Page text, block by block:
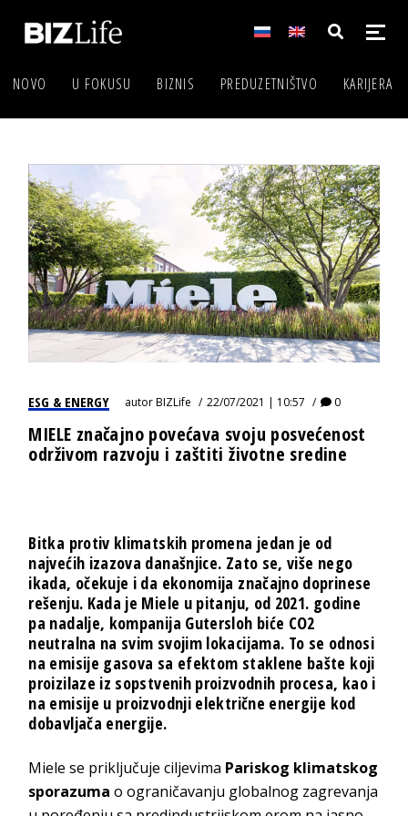
NOVO U FOKUSU BIZNIS PREDUZETNIŠTVO KARIJERA
ESG & ENERGY autorBIZLife 22/07/2021 | 10:57 0
MIELE značajno povećava svoju posvećenost
održivom razvoju i zaštiti životne sredine
Bitka protiv klimatskih promena jedan je od
najvećih izazova današnjice. Zato se, više nego
ikada, očekuje i da ekonomija značajno doprinese
rešenju. Kada je Miele u pitanju, od 2021. godine
pa nadalje, kompanija Gutersloh biće CO2
neutralna na svim svojim lokacijama. To se odnosi
na emisije gasova sa efektom staklene bašte koji
proizilaze iz sopstvenih proizvodnih procesa, kao i
na emisije u proizvodnji električne energije kod
dobavljača energije.
Miele se priključuje ciljevima Pariskog klimatskog
sporazuma o ograničavanju globalnog zagrevanja